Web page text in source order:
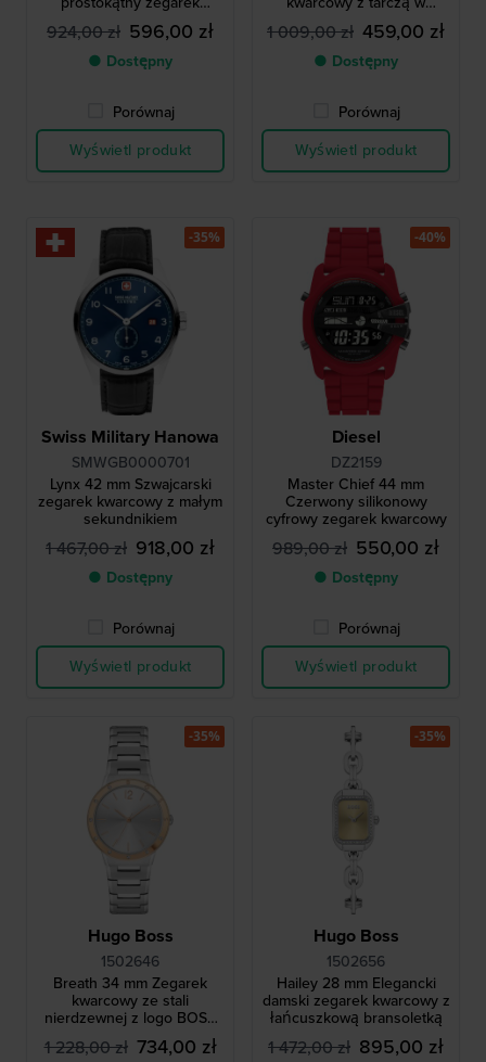
kwarcowy
924,00 zł 596,00 zł
● Dostępny
Porównaj
Wyświetl produkt
kształcie czaszki
1 009,00 zł 459,00 zł
● Dostępny
Porównaj
Wyświetl produkt
Swiss Military Hanowa
SMWGB0000701
Lynx 42 mm Szwajcarski
zegarek kwarcowy z małym
sekundnikiem
1 467,00 zł 918,00 zł
● Dostępny
Porównaj
Wyświetl produkt
-35%
Diesel
DZ2159
Master Chief 44 mm
Czerwony silikonowy
cyfrowy zegarek kwarcowy
989,00 zł 550,00 zł
● Dostępny
Porównaj
Wyświetl produkt
-40%
Hugo Boss
1502646
Breath 34 mm Zegarek
kwarcowy ze stali
nierdzewnej z logo BOSS
na ramce
1 228,00 zł 734,00 zł
-35%
Hugo Boss
1502656
Hailey 28 mm Elegancki
damski zegarek kwarcowy z
łańcuszkową bransoletką
1 472,00 zł 895,00 zł
-35%